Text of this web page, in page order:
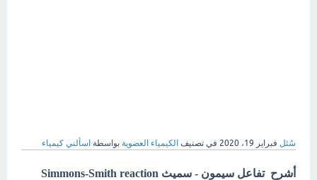
سُئل فبراير 19، 2020 في تصنيف الكيمياء العضوية بواسطة اسألني كيمياء
أشرح تفاعل سيمون - سميث Simmons-Smith reaction